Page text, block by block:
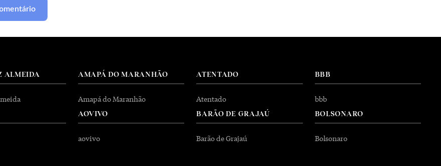
ALMEIDA AMAPÁ DO MARANHÃO
Amapá do Maranhão
AOVIVO
aovivo
ATENTADO
Atentado
BARÃO DE GRAJAÚ
Barão de Grajaú
BBB
bbb
BOLSONARO
Bolsonaro